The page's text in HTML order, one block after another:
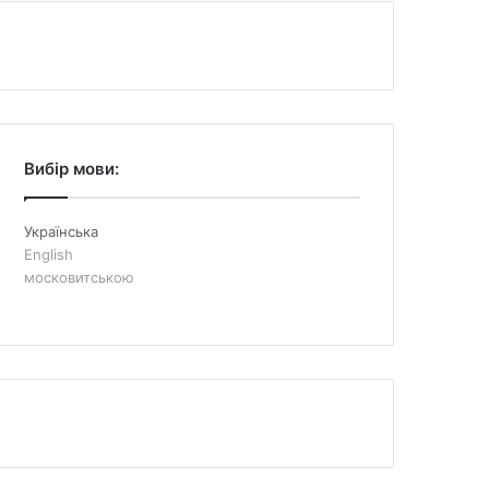
Вибір мови:
Українська
English
московитською